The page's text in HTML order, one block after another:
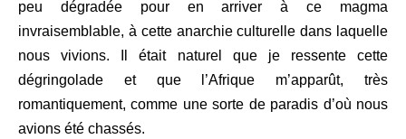
peu dégradée pour en arriver à ce magma
invraisemblable, à cette anarchie culturelle dans laquelle
nous vivions. Il était naturel que je ressente cette
dégringolade et que l’Afrique m’apparût, très
romantiquement, comme une sorte de paradis d’où nous
avions été chassés.